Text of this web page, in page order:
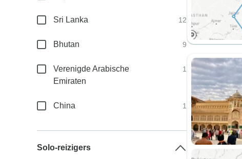
Sri Lanka 12
Bhutan 9
Verenigde Arabische
Emiraten
1
China 1
Solo-reizigers